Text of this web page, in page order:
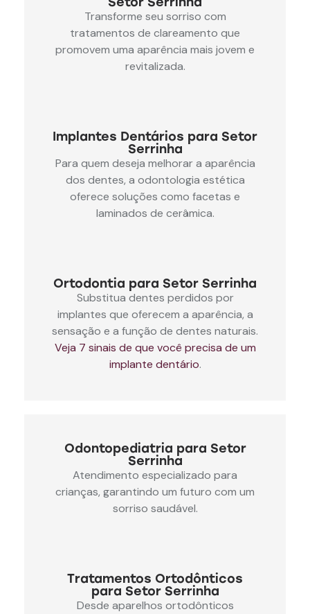
Transforme seu sorriso com
tratamentos de clareamento que
promovem uma aparência mais jovem e
revitalizada.
Implantes Dentários para Setor
Serrinha
Para quem deseja melhorar a aparência
dos dentes, a odontologia estética
oferece soluções como facetas e
laminados de cerâmica.
Ortodontia para Setor Serrinha
Substitua dentes perdidos por
implantes que oferecem a aparência, a
sensação e a função de dentes naturais.
Veja 7 sinais de que você precisa de um
implante dentário.
Odontopediatria para Setor
Serrinha
Atendimento especializado para
crianças, garantindo um futuro com um
sorriso saudável.
Tratamentos Ortodônticos
para Setor Serrinha
Desde aparelhos ortodônticos